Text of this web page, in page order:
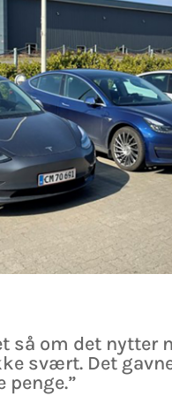
så om det nytter
svært. Det
penge.”